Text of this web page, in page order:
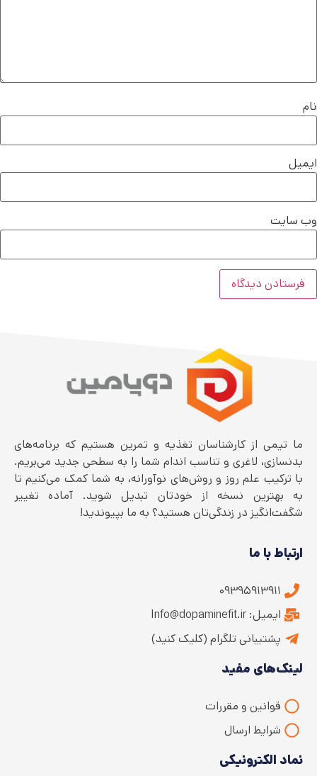
نام
ایمیل
وب‌ سایت
ما تیمی از کارشناسان تغذیه و تمرین هستیم که برنامه‌های
بدنسازی، لاغری و تناسب اندام شما را به سطحی جدید می‌بریم.
با ترکیب علم روز و روش‌های نوآورانه، به شما کمک می‌کنیم تا
به بهترین نسخه از خودتان تبدیل شوید. آماده تغییر
شگفت‌انگیز در زندگی‌تان هستید؟ به ما بپیوندید!
ارتباط با ما
۰۹۳۹۵۹۱۳۹۱۱
ایمیل: Info@dopaminefit.ir
پشتیبانی تلگرام (کلیک کنید)
لینک‌های مفید
قوانین و مقررات
شرایط ارسال
نماد الکترونیکی